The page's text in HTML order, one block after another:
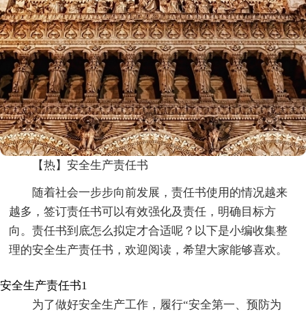
【热】安全生产责任书
随着社会一步步向前发展，责任书使用的情况越来
越多，签订责任书可以有效强化及责任，明确目标方
向。责任书到底怎么拟定才合适呢？以下是小编收集整
理的安全生产责任书，欢迎阅读，希望大家能够喜欢。
安全生产责任书1
为了做好安全生产工作，履行“安全第一、预防为